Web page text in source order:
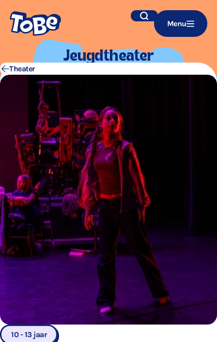
Navigatie
overslaan
Zoek Menu
Jeugd­the­a­ter
Theater
10 - 13 jaar